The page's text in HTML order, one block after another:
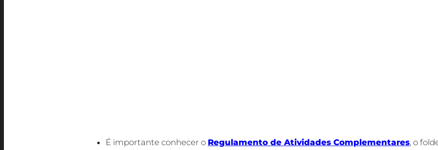
É importante conhecer o Regulamento de Atividades Complementares, o